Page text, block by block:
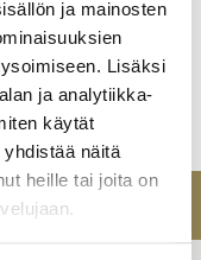
ja mainosten
Lisäksi
ja analytiikka-
käytät
näitä
heille tai joita on